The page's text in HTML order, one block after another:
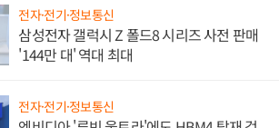
전자·전기·정보통신
삼성전자 갤럭시 Z 폴드8 시리즈 사전 판매
'144만 대' 역대 최대
전자·전기·정보통신